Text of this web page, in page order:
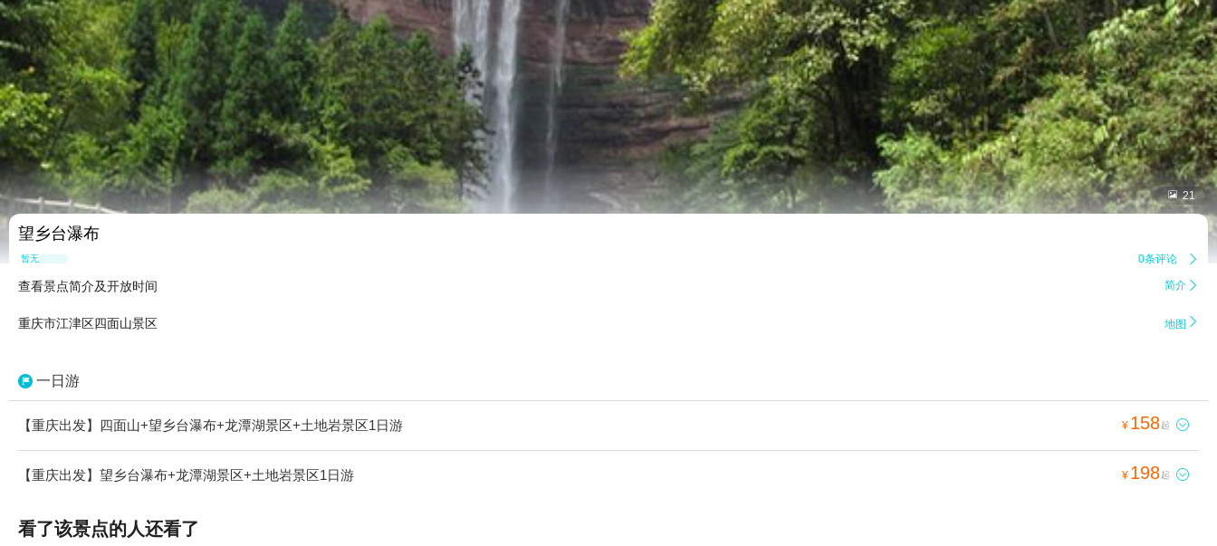
 21
望乡台瀑布
暂无点评 0条评论 
查看景点简介及开放时间 简介 
重庆市江津区四面山景区 地图 
一日游
【重庆出发】四面山+望乡台瀑布+龙潭湖景区+土地岩景区1日游 ¥ 158起 
【重庆出发】望乡台瀑布+龙潭湖景区+土地岩景区1日游 ¥ 198起 
看了该景点的人还看了